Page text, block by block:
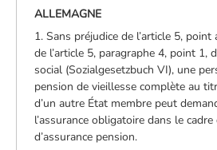
ALLEMAGNE
1. Sans préjudice de l’article 5,
de l’article 5, paragraphe 4, point 1,
social (Sozialgesetzbuch VI), une
pension de vieillesse complète au
d’un autre État membre peut
l’assurance obligatoire dans le
d’assurance pension.